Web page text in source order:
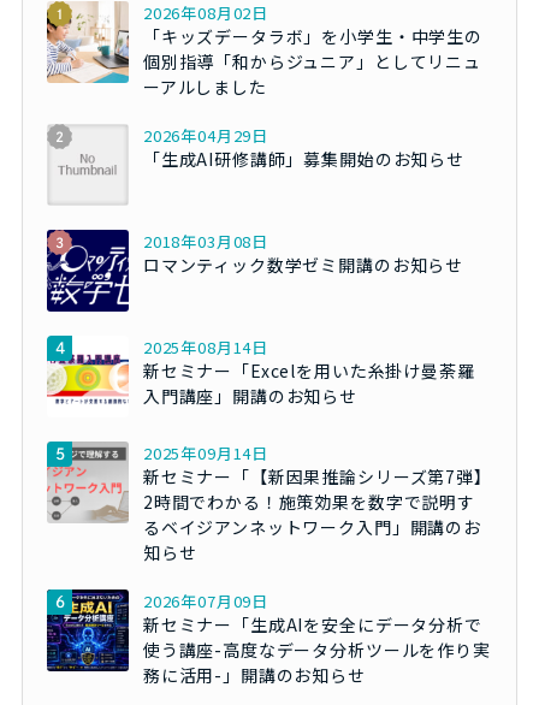
2026年08月02日
「キッズデータラボ」を小学生・中学生の
個別指導「和からジュニア」としてリニュ
ーアルしました
2026年04月29日
「生成AI研修講師」募集開始のお知らせ
2018年03月08日
ロマンティック数学ゼミ開講のお知らせ
2025年08月14日
新セミナー「Excelを用いた糸掛け曼荼羅
入門講座」開講のお知らせ
2025年09月14日
新セミナー「【新因果推論シリーズ第7弾】
2時間でわかる！施策効果を数字で説明す
るベイジアンネットワーク入門」開講のお
知らせ
2026年07月09日
新セミナー「生成AIを安全にデータ分析で
使う講座-高度なデータ分析ツールを作り実
務に活用-」開講のお知らせ